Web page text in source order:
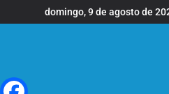
al
domingo, 9 de agosto de